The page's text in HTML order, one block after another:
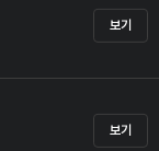
보기
보기